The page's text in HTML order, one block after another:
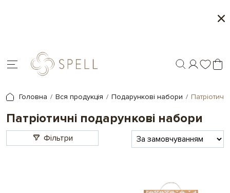
Головна Вся продукція Подарункові набори
Патріотичні подарункові набори
Фільтри